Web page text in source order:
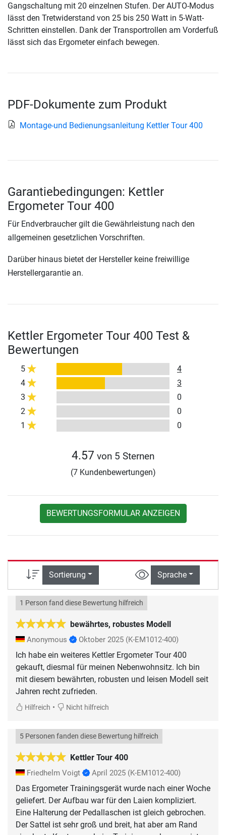
Gangschaltung mit 20 einzelnen Stufen. Der AUTO-Modus
lässt den Tretwiderstand von 25 bis 250 Watt in 5-Watt-
Schritten einstellen. Dank der Transportrollen am Vorderfuß
lässt sich das Ergometer einfach bewegen.
PDF-Dokumente zum Produkt
Montage-und Bedienungsanleitung Kettler Tour 400
Garantiebedingungen: Kettler
Ergometer Tour 400
Für Endverbraucher gilt die Gewährleistung nach den
allgemeinen gesetzlichen Vorschriften.
Darüber hinaus bietet der Hersteller keine freiwillige
Herstellergarantie an.
Kettler Ergometer Tour 400 Test &
Bewertungen
5
4
4
3
3
0
2
0
1
0
4.57 von 5 Sternen
(7 Kundenbewertungen)
BEWERTUNGSFORMULAR ANZEIGEN
Sortierung Sprache
bewährtes, robustes Modell
1 Person fand diese Bewertung hilfreich
Anonymous Oktober 2025 (K-EM1012-400)
Ich habe ein weiteres Kettler Ergometer Tour 400
gekauft, diesmal für meinen Nebenwohnsitz. Ich bin
mit diesem bewährten, robusten und leisen Modell seit
Jahren recht zufrieden.
Hilfreich • Nicht hilfreich
Kettler Tour 400
5 Personen fanden diese Bewertung hilfreich
Friedhelm Voigt April 2025 (K-EM1012-400)
Das Ergometer Trainingsgerät wurde nach einer Woche
geliefert. Der Aufbau war für den Laien kompliziert.
Eine Halterung der Pedallaschen ist gleich gebrochen.
Der Sattel ist sehr groß und breit, hat aber am Rand